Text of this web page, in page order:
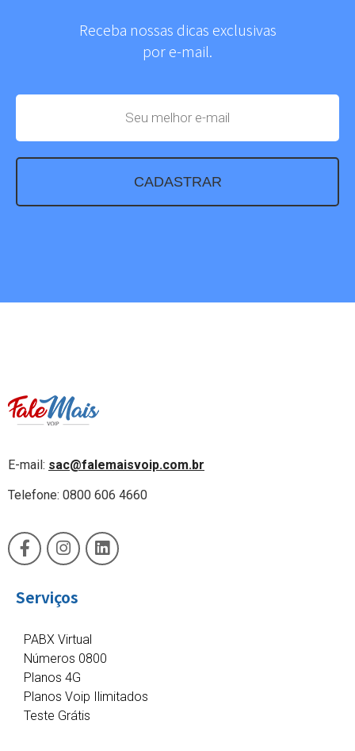
Receba nossas dicas exclusivas
por e-mail.
CADASTRAR
E-mail: sac@falemaisvoip.com.br
Telefone: 0800 606 4660
Serviços
PABX Virtual
Números 0800
Planos 4G
Planos Voip Ilimitados
Teste Grátis